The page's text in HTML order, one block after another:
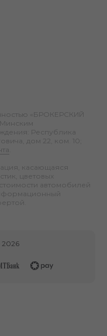
«БРОКЕРСКИЙ
Республика
дом 22, ком. 10;
касающаяся
цветовых
автомобилей
2026